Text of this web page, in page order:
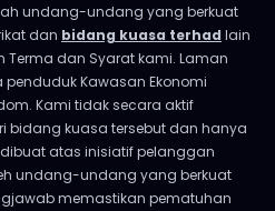
undang-undang yang berkuat
dan bidang kuasa terhad lain
dan Syarat kami. Laman
Kawasan Ekonomi
Kami tidak secara aktif
kuasa tersebut dan hanya
atas inisiatif pelanggan
undang-undang yang berkuat
memastikan pematuhan